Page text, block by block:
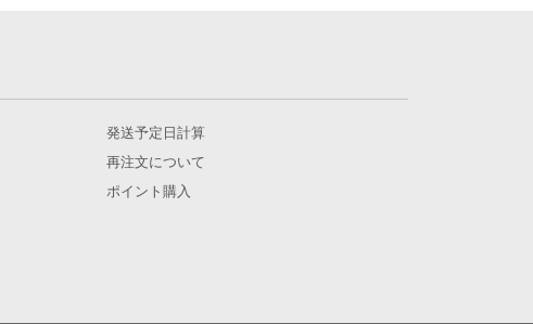
発送予定日計算
再注文について
ポイント購入